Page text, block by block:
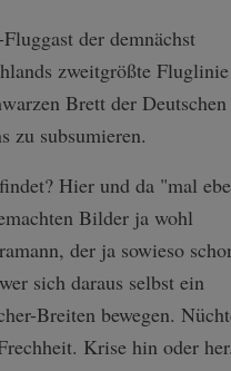
der demnächst
zweitgrößte Fluglinie
Brett der Deutschen
zu subsumieren.
Hier und da "mal
Bilder ja wohl
der ja sowieso
sich daraus selbst ein
Breiten bewegen.
Krise hin oder